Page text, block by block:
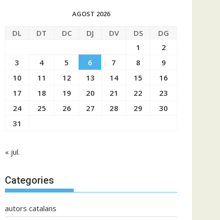
AGOST 2026
DL DT DC DJ DV DS
DG
1
2
3
4 5 6 7 8
9
10
11 12 13 14 15
16
17
18 19 20 21 22
23
24
25 26 27 28 29
30
31
« jul.
Categories
autors catalans